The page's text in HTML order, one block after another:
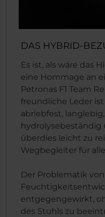
DAS HYBRID-
Es ist, als wäre das
eine Hommage an
Petronas F1 Team
freundliche Leder
abriebfest,
hydrolysebeständig
überdies leicht zu
Wegbegleiter für
Der Problematik
entgegengewirkt,
des Stuhls zu